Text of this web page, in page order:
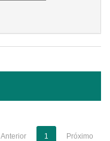
Anterior 1 Próximo